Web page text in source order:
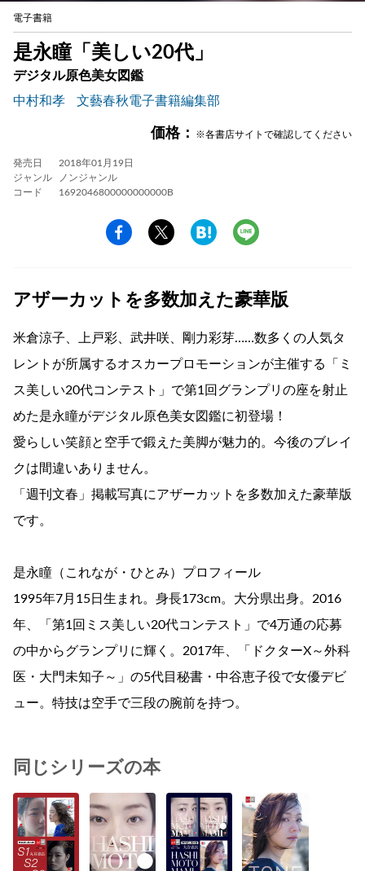
電子書籍
是永瞳「美しい20代」
デジタル原色美女図鑑
中村和孝
文藝春秋電子書籍編集部
価格： ※各書店サイトで確認してください
発売日
2018年01月19日
ジャンル
ノンジャンル
コード
1692046800000000000B
アザーカットを多数加えた豪華版
米倉涼子、上戸彩、武井咲、剛力彩芽……数多くの人気タ
レントが所属するオスカープロモーションが主催する「ミ
ス美しい20代コンテスト」で第1回グランプリの座を射止
めた是永瞳がデジタル原色美女図鑑に初登場！
愛らしい笑顔と空手で鍛えた美脚が魅力的。今後のブレイ
クは間違いありません。
「週刊文春」掲載写真にアザーカットを多数加えた豪華版
です。
是永瞳（これなが・ひとみ）プロフィール
1995年7月15日生まれ。身長173cm。大分県出身。2016
年、「第1回ミス美しい20代コンテスト」で4万通の応募
の中からグランプリに輝く。2017年、「ドクターX～外科
医・大門未知子～」の5代目秘書・中谷恵子役で女優デビ
ュー。特技は空手で三段の腕前を持つ。
同じシリーズの本